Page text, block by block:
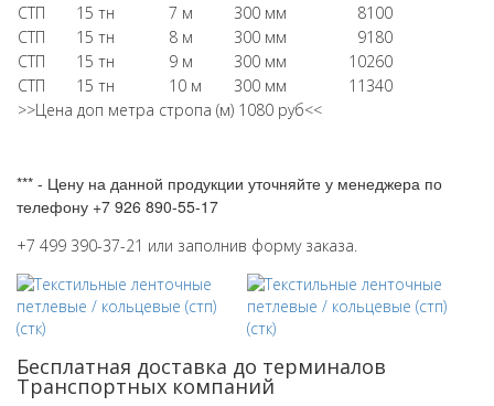
СТП
15 тн 7 м 300 мм
8100
СТП
15 тн 8 м 300 мм
9180
СТП
15 тн 9 м 300 мм
10260
СТП
15 тн 10 м 300 мм
11340
>>Цена доп метра стропа (м) 1080 руб<<
*** - Цену на данной продукции уточняйте у менеджера по
телефону +7 926 890-55-17
+7 499 390-37-21 или заполнив форму заказа.
Бесплатная доставка до терминалов
Транспортных компаний